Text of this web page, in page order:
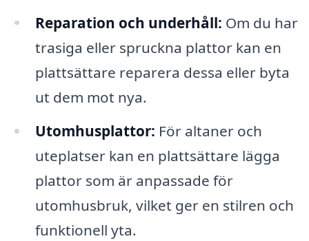
Reparation och underhåll: Om du har
trasiga eller spruckna plattor kan en
plattsättare reparera dessa eller byta
ut dem mot nya.
Utomhusplattor: För altaner och
uteplatser kan en plattsättare lägga
plattor som är anpassade för
utomhusbruk, vilket ger en stilren och
funktionell yta.